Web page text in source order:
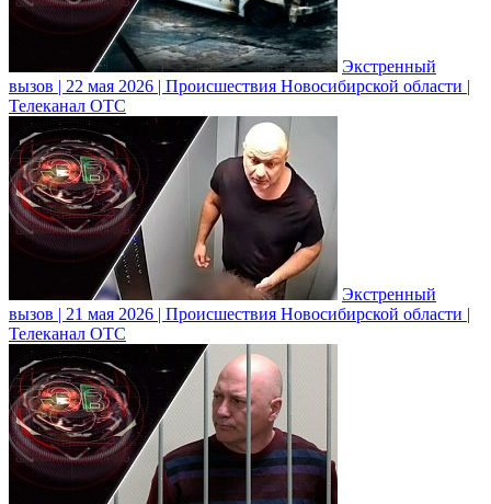
Экстренный
вызов | 22 мая 2026 | Происшествия Новосибирской области |
Телеканал ОТС
Экстренный
вызов | 21 мая 2026 | Происшествия Новосибирской области |
Телеканал ОТС